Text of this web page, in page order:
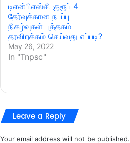
டிஎன்பிஎஸ்சி குரூப் 4
தேர்வுக்கான நடப்பு
நிகழ்வுகள் புத்தகம்
தரவிறக்கம் செய்வது எப்படி?
May 26, 2022
In "Tnpsc"
Leave a Reply
Your email address will not be published.